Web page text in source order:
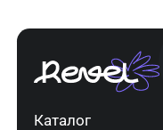
Каталог